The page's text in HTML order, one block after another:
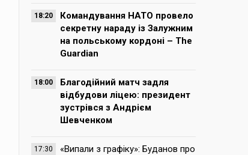
18:20
Командування НАТО провело
секретну нараду із Залужним
на польському кордоні – The
Guardian
18:00
Благодійний матч задля
відбудови ліцею: президент
зустрівся з Андрієм
Шевченком
17:30
«Випали з графіку»: Буданов про